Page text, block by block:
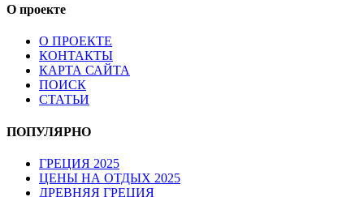
О проекте
О ПРОЕКТЕ
КОНТАКТЫ
КАРТА САЙТА
ПОИСК
СТАТЬИ
ПОПУЛЯРНО
ГРЕЦИЯ 2025
ЦЕНЫ НА ОТДЫХ 2025
ДРЕВНЯЯ ГРЕЦИЯ